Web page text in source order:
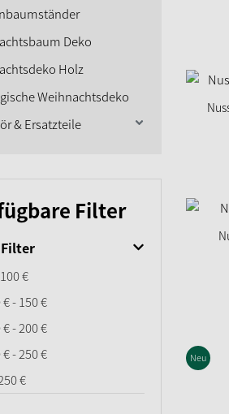
Deko
Holz
Weihnachtsdeko
& Ersatzteile
Filter
€
€ - 150 €
€ - 200 €
- 250 €
€
Neu